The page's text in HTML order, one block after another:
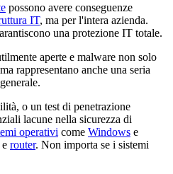
possono avere conseguenze
IT, ma per l'intera azienda.
una protezione IT totale.
aperte e malware non solo
rappresentano anche una seria
o un test di penetrazione
lacune nella sicurezza di
operativi come Windows e
e router. Non importa se i sistemi